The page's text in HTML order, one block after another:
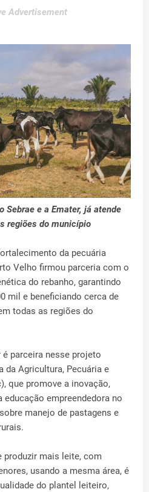
Advertisement
Sebrae e a Emater, já atende
regiões do município
da pecuária
Velho firmou parceria com o
do rebanho, garantindo
mil e beneficiando cerca de
todas as regiões do
é parceira nesse projeto
da Agricultura, Pecuária e
que promove a inovação,
empreendedora no
manejo de pastagens e
produzir mais leite, com
usando a mesma área, é
do plantel leiteiro,